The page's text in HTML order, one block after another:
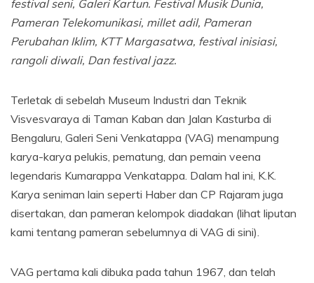
festival seni, Galeri Kartun. Festival Musik Dunia,
Pameran Telekomunikasi, millet adil, Pameran
Perubahan Iklim, KTT Margasatwa, festival inisiasi,
rangoli diwali, Dan festival jazz.
Terletak di sebelah Museum Industri dan Teknik
Visvesvaraya di Taman Kaban dan Jalan Kasturba di
Bengaluru, Galeri Seni Venkatappa (VAG) menampung
karya-karya pelukis, pematung, dan pemain veena
legendaris Kumarappa Venkatappa. Dalam hal ini, K.K.
Karya seniman lain seperti Haber dan CP Rajaram juga
disertakan, dan pameran kelompok diadakan (lihat liputan
kami tentang pameran sebelumnya di VAG di sini).
VAG pertama kali dibuka pada tahun 1967, dan telah